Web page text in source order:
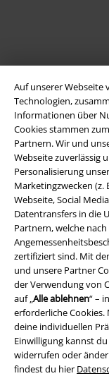
Auf unserer Webseite
Technologien,
Informationen über
Cookies stammen
Partnern. Wir und
Webseite zuverlässig
Personalisierung
Marketingzwecken (z.
Webseite, Social
Datentransfers in die
Partnern, welche
zertifiziert sind. Mit
und unsere Partner
der Verwendung von
auf „ Alle ablehnen“ –
erforderliche Cookies.
deine individuellen
Einwilligung kannst
widerrufen oder
findest du hier
Lade dir jetzt
die
A